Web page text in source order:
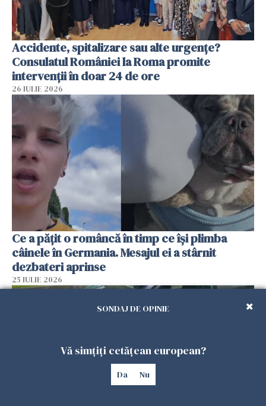
Accidente, spitalizare sau alte urgențe?
Consulatul României la Roma promite
intervenții în doar 24 de ore
26 IULIE 2026
Ce a pățit o româncă în timp ce își plimba
câinele în Germania. Mesajul ei a stârnit
dezbateri aprinse
25 IULIE 2026
SONDAJ DE OPINIE
Vă simțiți cetățean european?
Da Nu